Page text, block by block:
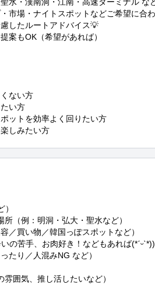
楽しみたい方
の苦手、お肉好き！などもあれば(*ˊᵕˋ*))
雰囲気、推し活したいなど）